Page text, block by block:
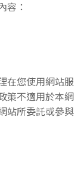
容：
在您使用網站服
策不適用於本網
站所委託或參與